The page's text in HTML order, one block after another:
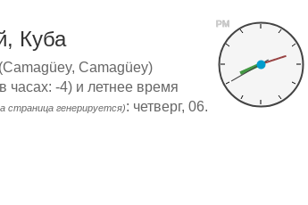
PM
Куба
Camagüey)
часах: -4) и летнее время
страница генерируется): четверг, 06.